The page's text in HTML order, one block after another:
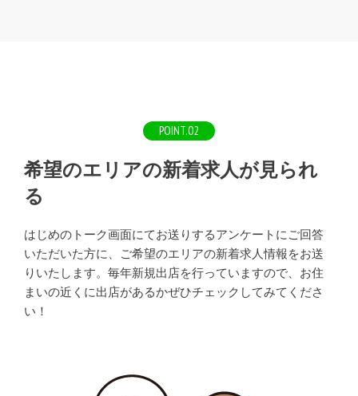
POINT.02
希望のエリアの新着求人が見られ
る
はじめのトーク画面にてお送りするアンケートにご回答
いただいた方に、ご希望のエリアの新着求人情報をお送
りいたします。毎年新規出店を行っていますので、お住
まいの近くに出店があるかぜひチェックしてみてくださ
い！